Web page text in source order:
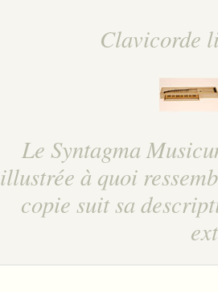
Clavicorde
Le Syntagma
illustrée à quoi
copie suit sa